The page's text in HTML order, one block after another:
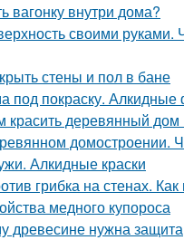
вагонку внутри дома?
своими руками.
стены и пол в бане
под покраску.
красить деревянный дом
домостроении.
Алкидные краски
грибка на стенах. Как
медного купороса
древесине нужна защита